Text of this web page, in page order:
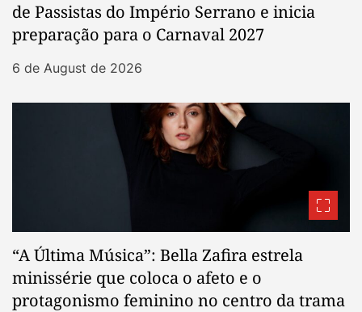
de Passistas do Império Serrano e inicia
preparação para o Carnaval 2027
6 de August de 2026
“A Última Música”: Bella Zafira estrela
minissérie que coloca o afeto e o
protagonismo feminino no centro da trama